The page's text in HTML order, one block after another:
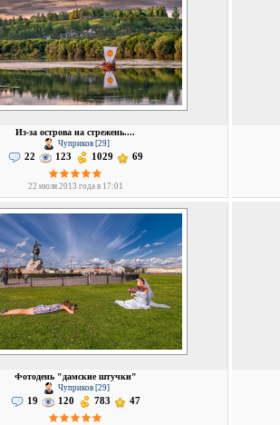
Из-за острова на стрежень....
Чуприков [29]
22 123 1029 69
22 июля 2013 года в 17:01
Фотодень "дамские штучки"
Чуприков [29]
19 120 783 47